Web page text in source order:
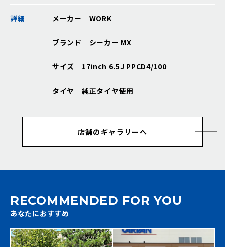
詳細 メーカー WORK
ブランド シーカー MX
サイズ 17inch 6.5J PPCD4/100
タイヤ 純正タイヤ使用
店舗のギャラリーへ
RECOMMENDED FOR YOU
あなたにおすすめ